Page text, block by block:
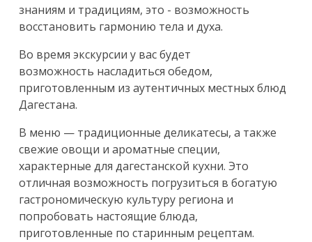
знаниям и традициям, это - возможность
восстановить гармонию тела и духа.
Во время экскурсии у вас будет
возможность насладиться обедом,
приготовленным из аутентичных местных блюд
Дагестана.
В меню — традиционные деликатесы, а также
свежие овощи и ароматные специи,
характерные для дагестанской кухни. Это
отличная возможность погрузиться в богатую
гастрономическую культуру региона и
попробовать настоящие блюда,
приготовленные по старинным рецептам.